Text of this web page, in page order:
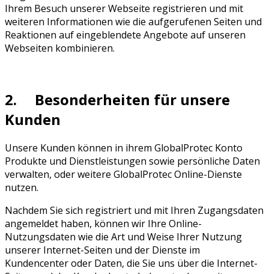
Ihrem Besuch unserer Webseite registrieren und mit
weiteren Informationen wie die aufgerufenen Seiten und
Reaktionen auf eingeblendete Angebote auf unseren
Webseiten kombinieren.
2. Besonderheiten für unsere
Kunden
Unsere Kunden können in ihrem GlobalProtec Konto
Produkte und Dienstleistungen sowie persönliche Daten
verwalten, oder weitere GlobalProtec Online-Dienste
nutzen.
Nachdem Sie sich registriert und mit Ihren Zugangsdaten
angemeldet haben, können wir Ihre Online-
Nutzungsdaten wie die Art und Weise Ihrer Nutzung
unserer Internet-Seiten und der Dienste im
Kundencenter oder Daten, die Sie uns über die Internet-